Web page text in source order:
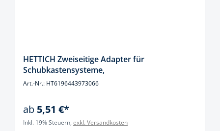
HETTICH Zweiseitige Adapter für
Schubkastensysteme,
Art.-Nr.: HT6196443973066
ab 5,51 €*
Inkl. 19% Steuern, exkl. Versandkosten